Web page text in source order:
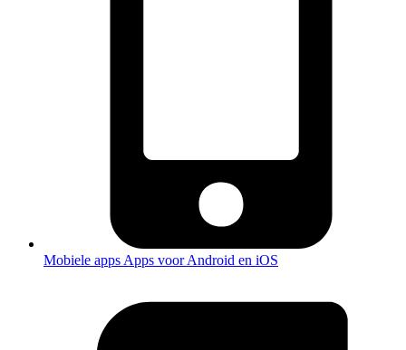
Mobiele apps Apps voor Android en iOS